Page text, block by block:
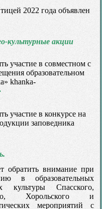
2022 года объявлен
культурные акции
участие в совместном с
образовательном
khanka-
участие в конкурсе на
заповедника
обратить внимание при
в образовательных
культуры Спасского,
Хорольского и
мероприятий с